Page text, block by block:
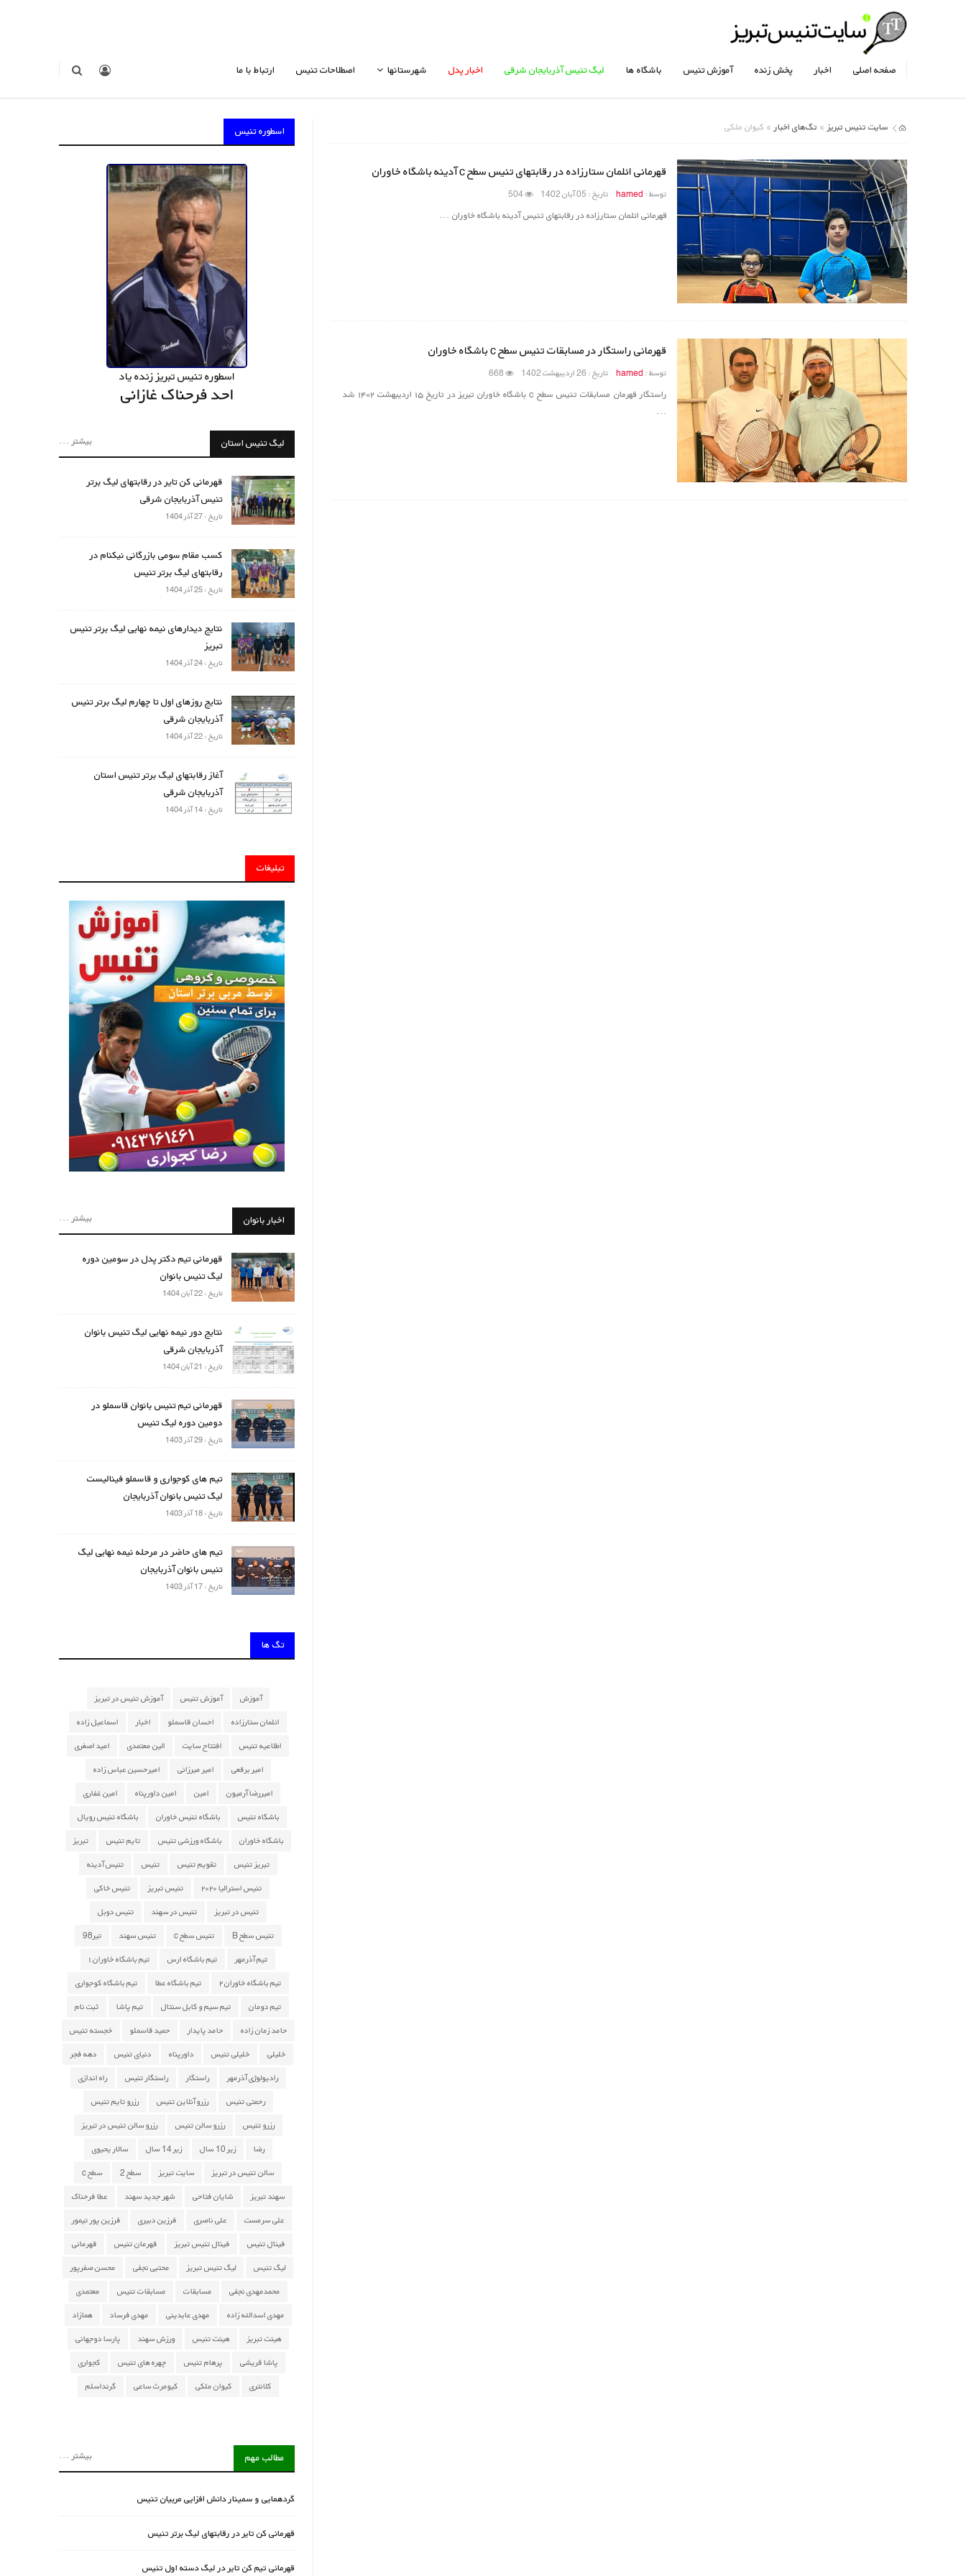
صفحه اصلی اخبار پخش زنده آموزش تنیس باشگاه ها لیگ تنیس آذربایجان شرقی اخبار پدل شهرستانها اصطلاحات تنیس ارتباط با ما
سایت تنیس تبریز » تگ‌های اخبار » کیوان ملکی
قهرمانی ائلمان ستارزاده در رقابتهای تنیس سطح c آدینه باشگاه خاوران
توسط : hamed تاریخ : 05 آبان 1402 504
قهرمانی ائلمان ستارزاده در رقابتهای تنیس آدینه باشگاه خاوران ...
قهرمانی راستگار در مسابقات تنیس سطح c باشگاه خاوران
توسط : hamed تاریخ : 26 اردیبهشت 1402
راستگار قهرمان مسابقات تنیس سطح c باشگاه خاوران تبریز در تاریخ ۱۵ اردیبهشت ۱۴۰۲ شد
...
اسطوره تنیس
اسطوره تنیس تبریز زنده یاد
احد فرحناک غازانی
لیگ تنیس استان بیشتر ...
قهرمانی کن تایر در رقابتهای لیگ برتر
تنیس آذربایجان شرقی
تاریخ : 27 آذر 1404
کسب مقام سومی بازرگانی نیکنام در
رقابتهای لیگ برتر تنیس
تاریخ : 25 آذر 1404
نتایج دیدارهای نیمه نهایی لیگ برتر تنیس
تبریز
تاریخ : 24 آذر 1404
نتایج روزهای اول تا چهارم لیگ برتر تنیس
آذربایجان شرقی
تاریخ : 22 آذر 1404
آغاز رقابتهای لیگ برتر تنیس استان
آذربایجان شرقی
تاریخ : 14 آذر 1404
تبلیغات
اخبار بانوان بیشتر ...
قهرمانی تیم دکتر پدل در سومین دوره
لیگ تنیس بانوان
تاریخ : 22 آبان 1404
نتایج دور نیمه نهایی لیگ تنیس بانوان
آذربایجان شرقی
تاریخ : 21 آبان 1404
قهرمانی تیم تنیس بانوان قاسملو در
دومین دوره لیگ تنیس
تاریخ : 29 آذر 1403
تیم های کوجواری و قاسملو فینالیست
لیگ تنیس بانوان آذربایجان
تاریخ : 18 آذر 1403
تیم های حاضر در مرحله نیمه نهایی لیگ
تنیس بانوان آذربایجان
تاریخ : 17 آذر 1403
تگ ها
آموزش آموزش تنیس آموزش تنیس در تبریز
ائلمان ستارزاده احسان قاسملو اخبار اسماعیل زاده
اطلاعیه تنیس افتتاح سایت الین معتمدی امید اصغری
امیر برقعی امیر میرزائی امیرحسین عباس زاده
امیررضا آرمیون امین امین داورپناه امین غفاری
باشگاه تنیس باشگاه تنیس خاوران باشگاه تنیس رویال
باشگاه خاوران باشگاه ورزشی تنیس تایم تنیس تبریز
تبریز تنیس تقویم تنیس تنیس تنیس آدینه
تنیس استرالیا ۲۰۲۰ تنیس تبریز تنیس خاکی
تنیس در تبریز تنیس در سهند تنیس دوبل
تنیس سطح B تنیس سطح c تنیس سهند تیر98
تیم آذرمهر تیم باشگاه ارس تیم باشگاه خاوران ۱
تیم باشگاه خاوران ۲ تیم باشگاه عطا تیم باشگاه کوجواری
تیم دومان تیم سیم و کابل سنتال تیم پاشا ثبت نام
حامد زمان زاده حامد پایدار حمید قاسملو خجسته تنیس
خلیلی خلیلی تنیس داورپناه دنیای تنیس دهه فجر
رادیولوژی آذرمهر راستگار راستگار تنیس راه اندازی
رحمتی تنیس رزرو آنلاین تنیس رزرو تایم تنیس
رزرو تنیس رزرو سالن تنیس رزرو سالن تنیس در تبریز
رضا زیر 10 سال زیر 14 سال سالار یحیوی
سالن تنیس در تبریز سایت تبریز سطح 2 سطح c
سهند تبریز شایان فتاحی شهر جدید سهند عطا فرحناک
علی سرمست علی ناصری فرزین دبیری فرزین پور تیمور
فینال تنیس فینال تنیس تبریز قهرمان تنیس قهرمانی
لیگ تنیس لیگ تنیس تبریز محتبی نجفی محسن صفرپور
محمدمهدی نجفی مسابقات مسابقات تنیس معتمدی
مهدی اسدالله زاده مهدی عابدینی مهدی فرساد همازاد
هیئت تبریز هیئت تنیس ورزش سهند پارسا دوجهانی
پاشا قریشی پرهام تنیس چهره های تنیس کجواری
کلانتری کیوان ملکی کیومرث ساعی گرنداسلم
مطالب مهم بیشتر ...
گردهمایی و سمینار دانش افزایی مربیان تنیس
قهرمانی کن تایر در رقابتهای لیگ برتر تنیس
قهرمانی تیم کن تایر در لیگ دسته اول تنیس